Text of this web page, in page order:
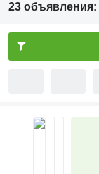
23 объявления: